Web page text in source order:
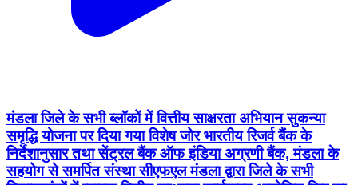
मंडला जिले के सभी ब्लॉकों में वित्तीय साक्षरता अभियान सुकन्या
समृद्धि योजना पर दिया गया विशेष जोर भारतीय रिजर्व बैंक के
निर्देशानुसार तथा सेंट्रल बैंक ऑफ इंडिया अग्रणी बैंक, मंडला के
सहयोग से समर्पित संस्था सीएफएल मंडला द्वारा जिले के सभी